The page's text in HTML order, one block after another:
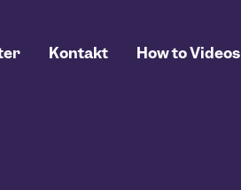
Kontakt How to Videos